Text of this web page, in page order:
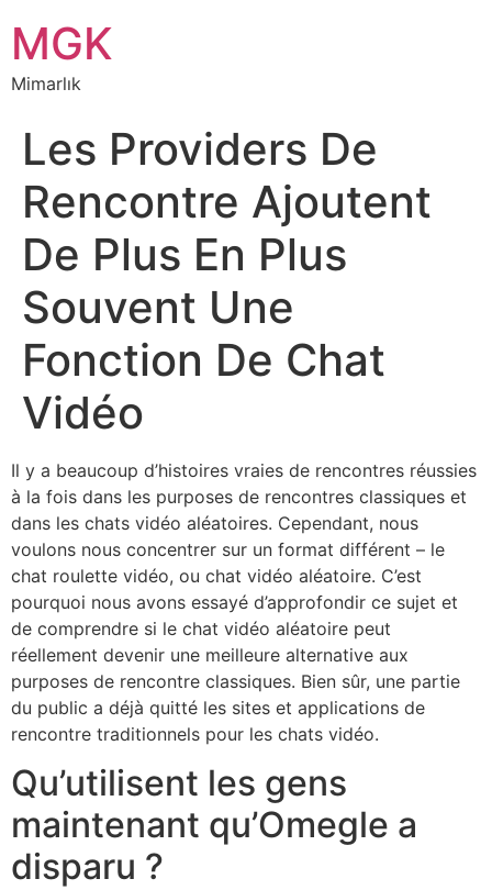
MGK
Mimarlık
Les Providers De
Rencontre Ajoutent
De Plus En Plus
Souvent Une
Fonction De Chat
Vidéo
Il y a beaucoup d’histoires vraies de rencontres réussies
à la fois dans les purposes de rencontres classiques et
dans les chats vidéo aléatoires. Cependant, nous
voulons nous concentrer sur un format différent – le
chat roulette vidéo, ou chat vidéo aléatoire. C’est
pourquoi nous avons essayé d’approfondir ce sujet et
de comprendre si le chat vidéo aléatoire peut
réellement devenir une meilleure alternative aux
purposes de rencontre classiques. Bien sûr, une partie
du public a déjà quitté les sites et applications de
rencontre traditionnels pour les chats vidéo.
Qu’utilisent les gens
maintenant qu’Omegle a
disparu ?